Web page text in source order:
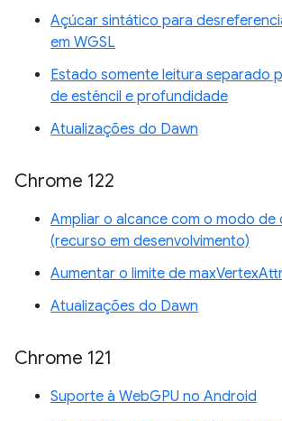
Açúcar sintático para
em WGSL
Estado somente leitura separado
de estêncil e profundidade
Atualizações do Dawn
Chrome 122
Ampliar o alcance com o modo
(recurso em desenvolvimento)
Aumentar o limite de
Atualizações do Dawn
Chrome 121
Suporte à WebGPU no Android